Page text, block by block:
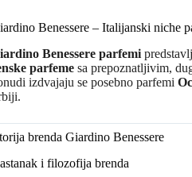
Benessere – Italijanski niche
Benessere parfemi
parfemesa prepoznatljivim,
izdvajaju se posebno parfemi
brenda Giardino Benessere
i filozofija brenda